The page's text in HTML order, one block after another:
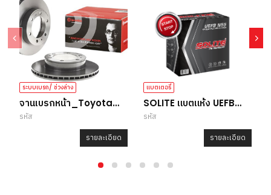
ระบบเบรก/ ช่วงล่าง
จานเบรกหน้า_Toyota
Vigo/ Fortuner/ Revo
รหัส
รายละเอียด
แบตเตอรี่
SOLITE แบตแห้ง UEFB
N55L B24
รหัส
รายละเอียด